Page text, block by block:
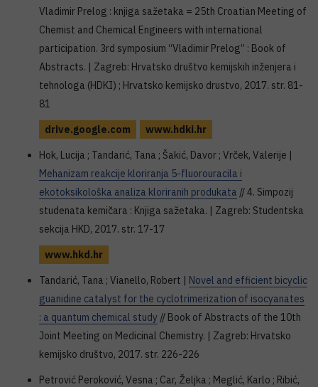
Vladimir Prelog : knjiga sažetaka = 25th Croatian Meeting of
Chemist and Chemical Engineers with international
participation. 3rd symposium “Vladimir Prelog” : Book of
Abstracts. | Zagreb: Hrvatsko društvo kemijskih inženjera i
tehnologa (HDKI) ; Hrvatsko kemijsko drustvo, 2017. str. 81-
81
drive.google.com
www.hdki.hr
Hok, Lucija ; Tandarić, Tana ; Šakić, Davor ; Vrček, Valerije |
Mehanizam reakcije kloriranja 5-fluorouracila i
ekotoksikološka analiza kloriranih produkata // 4. Simpozij
studenata kemičara : Knjiga sažetaka. | Zagreb: Studentska
sekcija HKD, 2017. str. 17-17
www.hkd.hr
Tandarić, Tana ; Vianello, Robert | Novel and efficient bicyclic
guanidine catalyst for the cyclotrimerization of isocyanates
: a quantum chemical study // Book of Abstracts of the 10th
Joint Meeting on Medicinal Chemistry. | Zagreb: Hrvatsko
kemijsko društvo, 2017. str. 226-226
Petrović Peroković, Vesna ; Car, Željka ; Meglić, Karlo ; Ribić,